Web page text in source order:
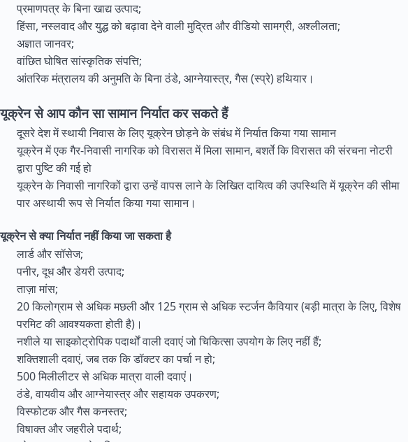
प्रमाणपत्र के बिना खाद्य उत्पाद;
हिंसा, नस्लवाद और युद्ध को बढ़ावा देने वाली मुद्रित और वीडियो सामग्री, अश्लीलता;
अज्ञात जानवर;
वांछित घोषित सांस्कृतिक संपत्ति;
आंतरिक मंत्रालय की अनुमति के बिना ठंडे, आग्नेयास्त्र, गैस (स्प्रे) हथियार।
यूक्रेन से आप कौन सा सामान निर्यात कर सकते हैं
दूसरे देश में स्थायी निवास के लिए यूक्रेन छोड़ने के संबंध में निर्यात किया गया सामान
यूक्रेन में एक गैर-निवासी नागरिक को विरासत में मिला सामान, बशर्ते कि विरासत की संरचना नोटरी
द्वारा पुष्टि की गई हो
यूक्रेन के निवासी नागरिकों द्वारा उन्हें वापस लाने के लिखित दायित्व की उपस्थिति में यूक्रेन की सीमा
पार अस्थायी रूप से निर्यात किया गया सामान।
यूक्रेन से क्या निर्यात नहीं किया जा सकता है
लार्ड और सॉसेज;
पनीर, दूध और डेयरी उत्पाद;
ताज़ा मांस;
20 किलोग्राम से अधिक मछली और 125 ग्राम से अधिक स्टर्जन कैवियार (बड़ी मात्रा के लिए, विशेष
परमिट की आवश्यकता होती है)।
नशीले या साइकोट्रोपिक पदार्थों वाली दवाएं जो चिकित्सा उपयोग के लिए नहीं हैं;
शक्तिशाली दवाएं, जब तक कि डॉक्टर का पर्चा न हो;
500 मिलीलीटर से अधिक मात्रा वाली दवाएं।
ठंडे, वायवीय और आग्नेयास्त्र और सहायक उपकरण;
विस्फोटक और गैस कनस्तर;
विषाक्त और जहरीले पदार्थ;